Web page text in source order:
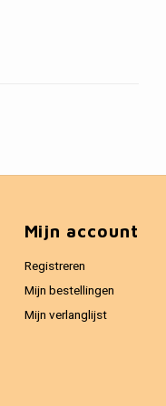
Mijn account
Registreren
Mijn bestellingen
Mijn verlanglijst